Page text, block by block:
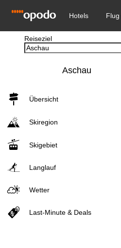
Reiseziel
Aschau
Übersicht
Skiregion
Skigebiet
Langlauf
Wetter
Last-Minute & Deals